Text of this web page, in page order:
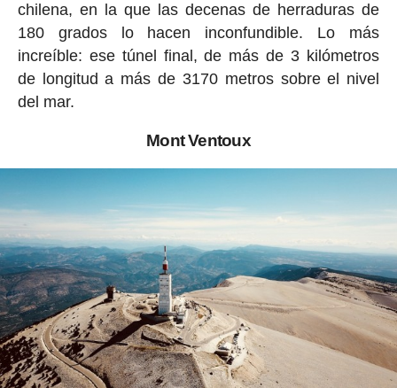
chilena, en la que las decenas de herraduras de
180 grados lo hacen inconfundible. Lo más
increíble: ese túnel final, de más de 3 kilómetros
de longitud a más de 3170 metros sobre el nivel
del mar.
Mont Ventoux